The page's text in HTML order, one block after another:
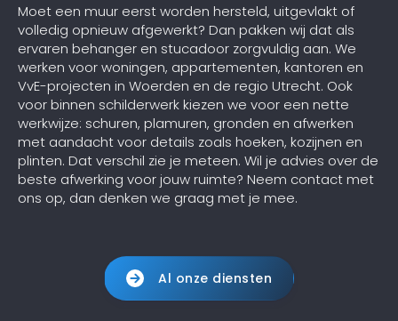
Moet een muur eerst worden hersteld, uitgevlakt of
volledig opnieuw afgewerkt? Dan pakken wij dat als
ervaren behanger en stucadoor zorgvuldig aan. We
werken voor woningen, appartementen, kantoren en
VvE-projecten in Woerden en de regio Utrecht. Ook
voor binnen schilderwerk kiezen we voor een nette
werkwijze: schuren, plamuren, gronden en afwerken
met aandacht voor details zoals hoeken, kozijnen en
plinten. Dat verschil zie je meteen. Wil je advies over de
beste afwerking voor jouw ruimte? Neem contact met
ons op, dan denken we graag met je mee.
Al onze diensten